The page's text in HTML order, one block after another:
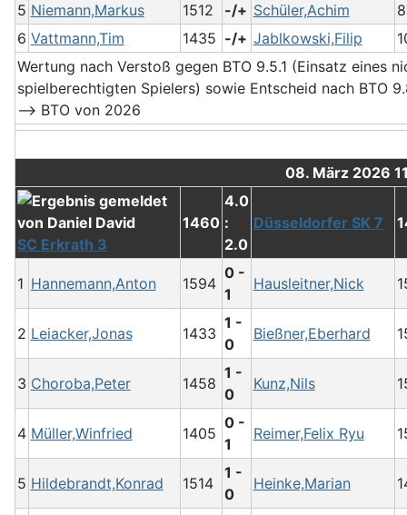
5 Niemann,Markus 1512 -/+ Schüler,Achim
6 Vattmann,Tim 1435 -/+ Jablkowski,Filip
Wertung nach Verstoß gegen BTO 9.5.1 (Einsatz eines
spielberechtigten Spielers) sowie Entscheid nach BTO
--> BTO von 2026
08. März 2026
SC Erkrath 3
1460
4.0
:
2.0
Düsseldorfer SK 7
1 Hannemann,Anton 1594
0 -
1
Hausleitner,Nick
2 Leiacker,Jonas 1433
1 -
0
Bießner,Eberhard
3 Choroba,Peter 1458
1 -
0
Kunz,Nils
4 Müller,Winfried 1405
0 -
1
Reimer,Felix Ryu
5 Hildebrandt,Konrad 1514
1 -
0
Heinke,Marian